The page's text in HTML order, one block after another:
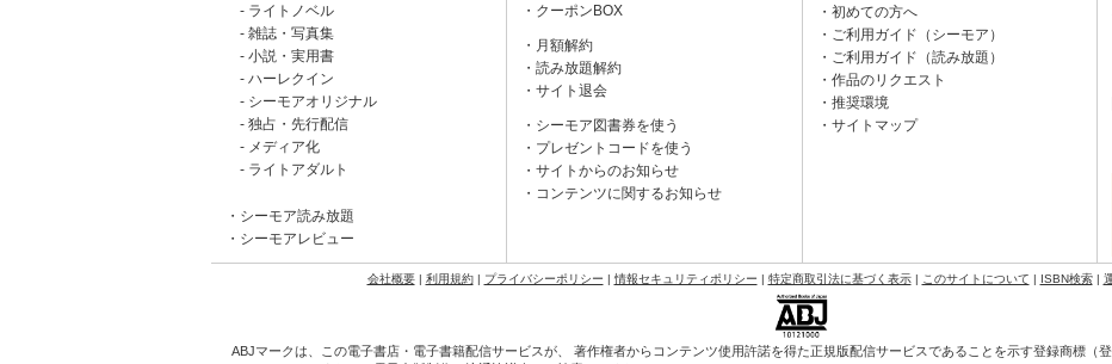
ライトノベル
雑誌・写真集
小説・実用書
ハーレクイン
シーモアオリジナル
独占・先行配信
メディア化
ライトアダルト
シーモア読み放題
シーモアレビュー
クーポンBOX
月額解約
読み放題解約
サイト退会
シーモア図書券を使う
プレゼントコードを使う
サイトからのお知らせ
コンテンツに関するお知らせ
初めての方へ
ご利用ガイド（シーモア）
ご利用ガイド（読み放題）
作品のリクエスト
推奨環境
サイトマップ
会社概要| 利用規約| プライバシーポリシー | 情報セキュリティポリシー | 特定商取引法に基づく表示| このサイトについて | ISBN検索|
ABJマークは、この電子書店・電子書籍配信サービスが、 著作権者からコンテンツ使用許諾を得た正規版配信サービスであることを示す登録商標（